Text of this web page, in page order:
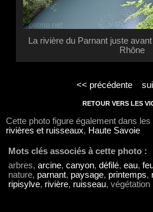
La rivière du Parnant juste
Rhône
<< précédente
RETOUR VERS LES
Cette photo figure également dans les
rivières et ruisseaux, Haute Savoie
Mots clés associés à cette photo :
arbres, arcine, canyon, défilé, eau,
nature, parnant, paysage, printemps,
ripisylve, rivière, ruisseau, végétation